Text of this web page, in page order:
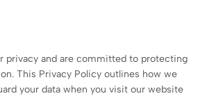
privacy and are committed to protecting
This Privacy Policy outlines how we
your data when you visit our website